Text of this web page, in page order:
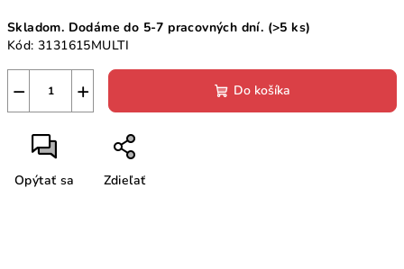
cena:
Skladom. Dodáme do 5-7 pracovných dní. (>5 ks)
Kód: 3131615MULTI
+
− Do košíka
Opýtať sa Zdieľať